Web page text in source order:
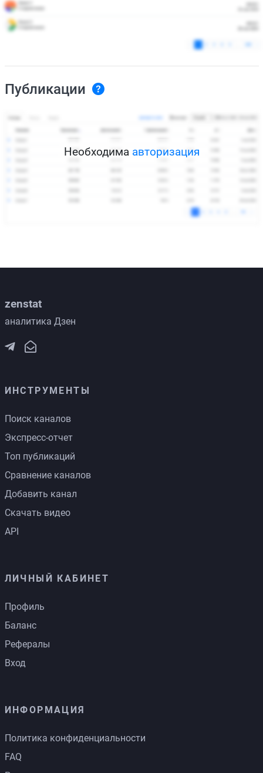
Публикации
Необходима авторизация
zenstat
аналитика Дзен
ИНСТРУМЕНТЫ
Поиск каналов
Экспресс-отчет
Топ публикаций
Сравнение каналов
Добавить канал
Скачать видео
API
ЛИЧНЫЙ КАБИНЕТ
Профиль
Баланс
Рефералы
Вход
ИНФОРМАЦИЯ
Политика конфиденциальности
FAQ